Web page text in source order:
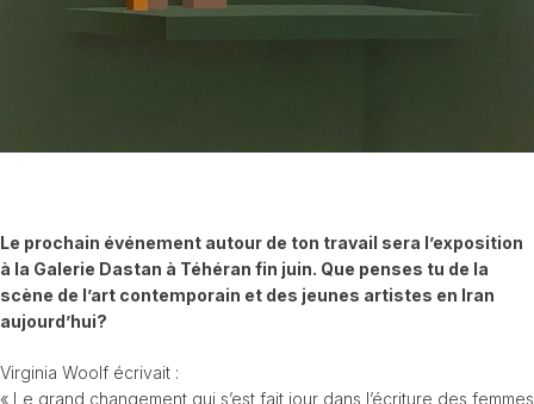
Le prochain événement autour de ton travail sera l’exposition
à la Galerie Dastan à Téhéran fin juin. Que penses tu de la
scène de l’art contemporain et des jeunes artistes en Iran
aujourd’hui?
Virginia Woolf écrivait :
« Le grand changement qui s’est fait jour dans l’écriture des femmes